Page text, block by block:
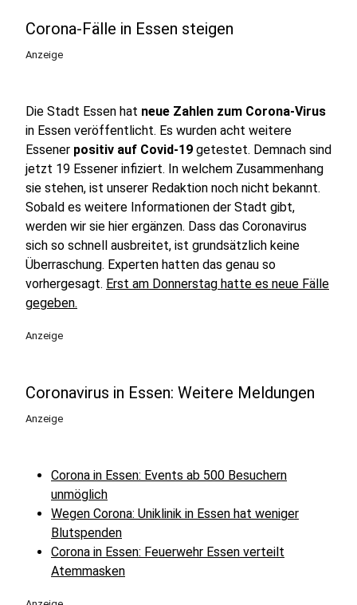
Corona-Fälle in Essen steigen
Anzeige
Die Stadt Essen hat neue Zahlen zum Corona-Virus
in Essen veröffentlicht. Es wurden acht weitere
Essener positiv auf Covid-19 getestet. Demnach sind
jetzt 19 Essener infiziert. In welchem Zusammenhang
sie stehen, ist unserer Redaktion noch nicht bekannt.
Sobald es weitere Informationen der Stadt gibt,
werden wir sie hier ergänzen. Dass das Coronavirus
sich so schnell ausbreitet, ist grundsätzlich keine
Überraschung. Experten hatten das genau so
vorhergesagt. Erst am Donnerstag hatte es neue Fälle
gegeben.
Anzeige
Coronavirus in Essen: Weitere Meldungen
Anzeige
Corona in Essen: Events ab 500 Besuchern
unmöglich
Wegen Corona: Uniklinik in Essen hat weniger
Blutspenden
Corona in Essen: Feuerwehr Essen verteilt
Atemmasken